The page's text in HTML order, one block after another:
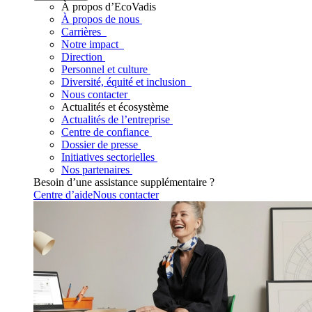
À propos d’EcoVadis
À propos de nous
Carrières
Notre impact
Direction
Personnel et culture
Diversité, équité et inclusion
Nous contacter
Actualités et écosystème
Actualités de l’entreprise
Centre de confiance
Dossier de presse
Initiatives sectorielles
Nos partenaires
Besoin d’une assistance supplémentaire ?
Centre d’aideNous contacter